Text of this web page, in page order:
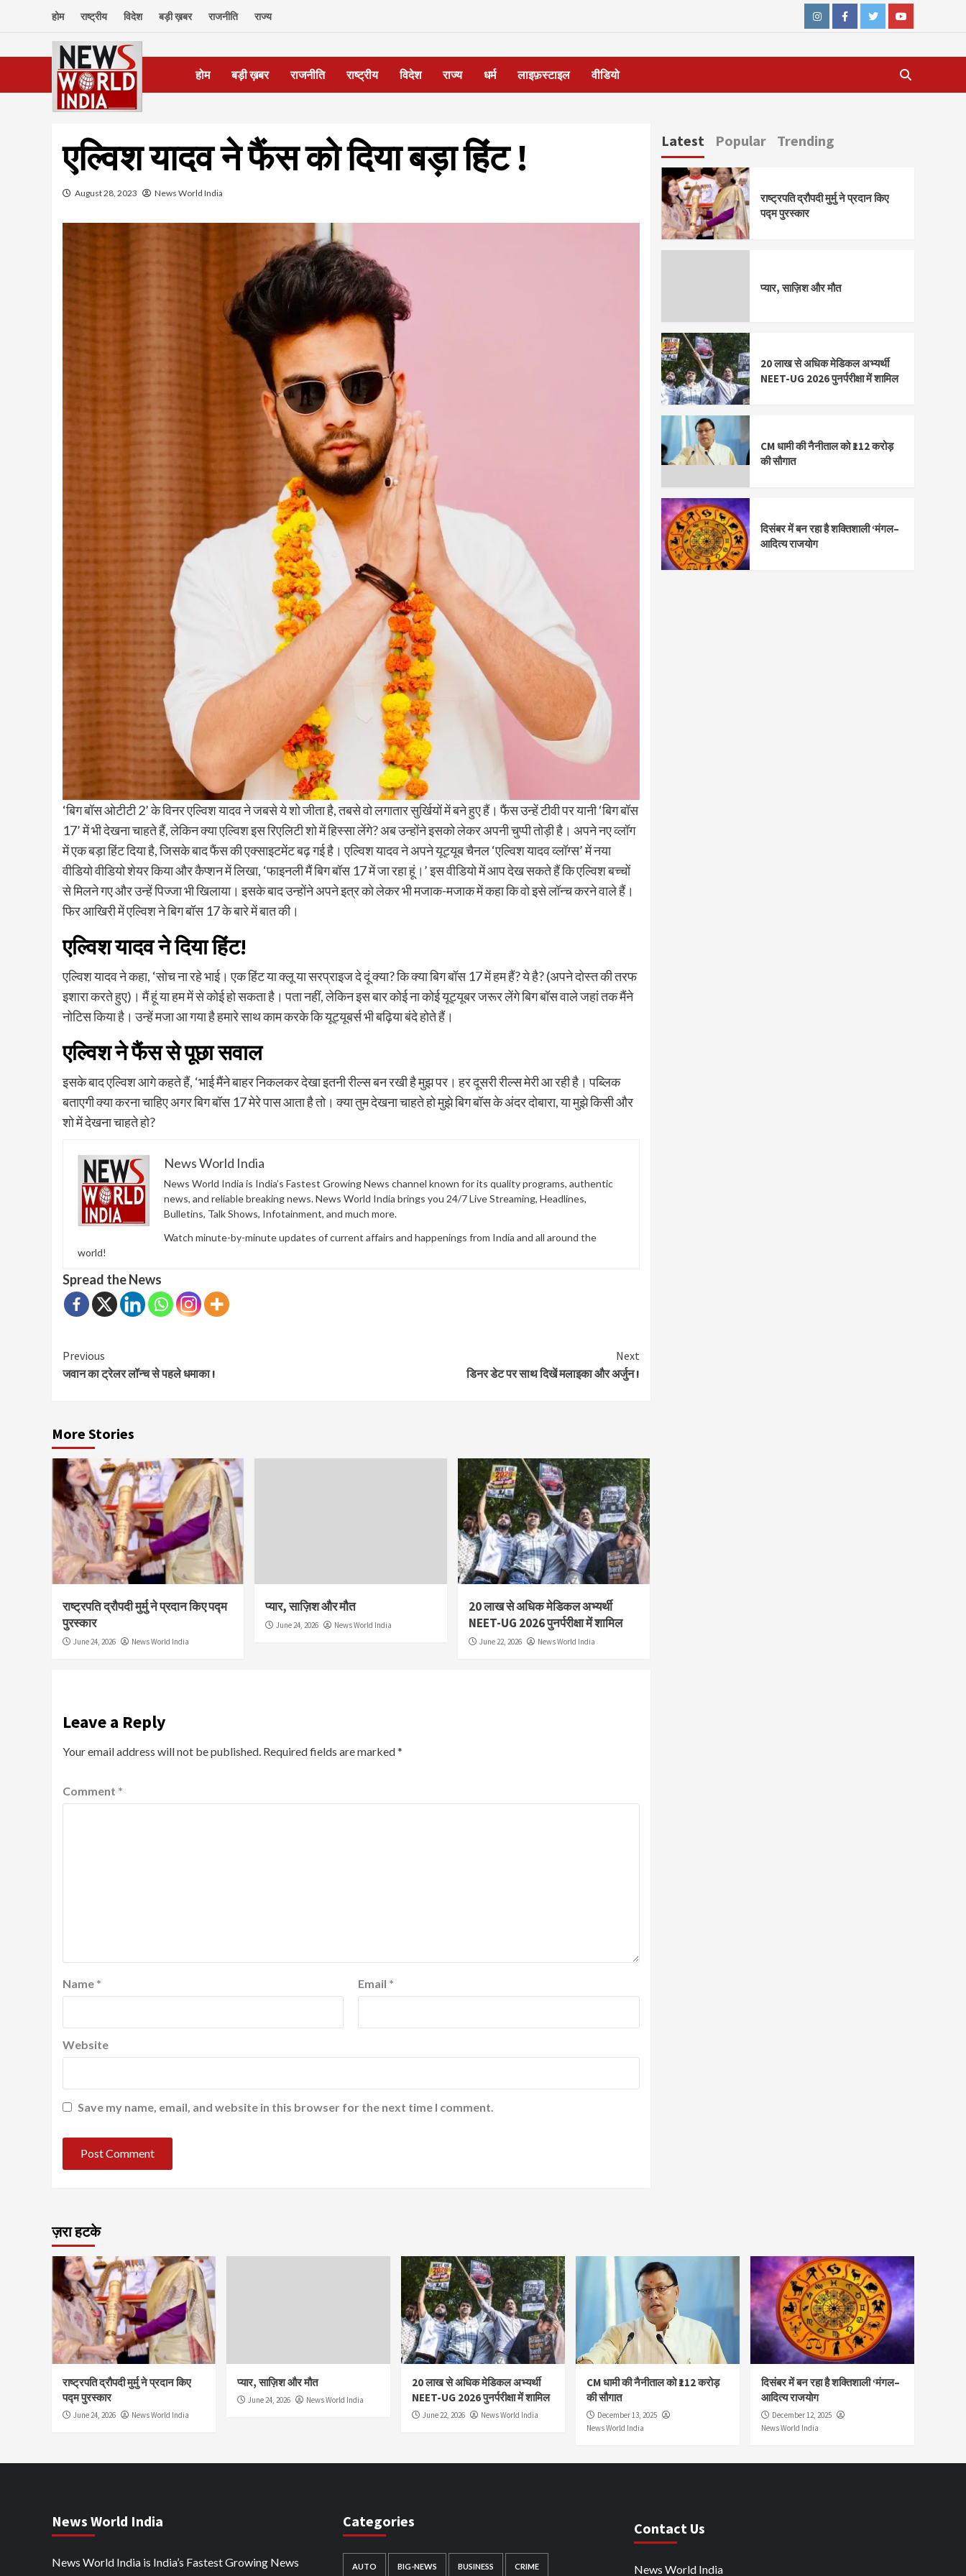
होम राष्ट्रीय विदेश बड़ी ख़बर राजनीति राज्य
InstagramFacebookTwitterYoutube
होम बड़ी ख़बर राजनीति राष्ट्रीय विदेश राज्य धर्म लाइफ़स्टाइल वीडियो
एल्विश यादव ने फैंस को दिया बड़ा हिंट !
August 28, 2023 News World India
‘बिग बॉस ओटीटी 2’ के विनर एल्विश यादव ने जबसे ये शो जीता है, तबसे वो लगातार सुर्खियों में बने हुए हैं। फैंस उन्हें टीवी पर यानी ‘बिग बॉस
17’ में भी देखना चाहते हैं, लेकिन क्या एल्विश इस रिएलिटी शो में हिस्सा लेंगे? अब उन्होंने इसको लेकर अपनी चुप्पी तोड़ी है। अपने नए व्लॉग
में एक बड़ा हिंट दिया है, जिसके बाद फैंस की एक्साइटमेंट बढ़ गई है। एल्विश यादव ने अपने यूट्यूब चैनल ‘एल्विश यादव व्लॉग्स’ में नया
वीडियो वीडियो शेयर किया और कैप्शन में लिखा, ‘फाइनली मैं बिग बॉस 17 में जा रहा हूं।’ इस वीडियो में आप देख सकते हैं कि एल्विश बच्चों
से मिलने गए और उन्हें पिज्जा भी खिलाया। इसके बाद उन्होंने अपने इत्र को लेकर भी मजाक-मजाक में कहा कि वो इसे लॉन्च करने वाले हैं।
फिर आखिरी में एल्विश ने बिग बॉस 17 के बारे में बात की।
एल्विश यादव ने दिया हिंट!
एल्विश यादव ने कहा, ‘सोच ना रहे भाई। एक हिंट या क्लू या सरप्राइज दे दूं क्या? कि क्या बिग बॉस 17 में हम हैं? ये है? (अपने दोस्त की तरफ
इशारा करते हुए)। मैं हूं या हम में से कोई हो सकता है। पता नहीं, लेकिन इस बार कोई ना कोई यूट्यूबर जरूर लेंगे बिग बॉस वाले जहां तक मैंने
नोटिस किया है। उन्हें मजा आ गया है हमारे साथ काम करके कि यूट्यूबर्स भी बढ़िया बंदे होते हैं।
एल्विश ने फैंस से पूछा सवाल
इसके बाद एल्विश आगे कहते हैं, ‘भाई मैंने बाहर निकलकर देखा इतनी रील्स बन रखी है मुझ पर। हर दूसरी रील्स मेरी आ रही है। पब्लिक
बताएगी क्या करना चाहिए अगर बिग बॉस 17 मेरे पास आता है तो। क्या तुम देखना चाहते हो मुझे बिग बॉस के अंदर दोबारा, या मुझे किसी और
शो में देखना चाहते हो?
News World India
News World India is India’s Fastest Growing News channel known for its quality programs, authentic
news, and reliable breaking news. News World India brings you 24/7 Live Streaming, Headlines,
Bulletins, Talk Shows, Infotainment, and much more.
Watch minute-by-minute updates of current affairs and happenings from India and all around the
world!
Spread the News
Continue
Reading
Previous
जवान का ट्रेलर लॉन्‍च से पहले धमाका !
Next
डिनर डेट पर साथ दिखें मलाइका और अर्जुन !
More Stories
राष्ट्रपति द्रौपदी मुर्मु ने प्रदान किए पद्म
पुरस्कार
June 24, 2026 News World India
प्यार, साज़िश और मौत
June 24, 2026 News World India
20 लाख से अधिक मेडिकल अभ्यर्थी
NEET-UG 2026 पुनर्परीक्षा में शामिल
June 22, 2026 News World India
Leave a Reply
Your email address will not be published. Required fields are marked*
Comment *
Name * Email *
Website
Save my name, email, and website in this browser for the next time I comment.
Latest Popular Trending
राष्ट्रपति द्रौपदी मुर्मु ने प्रदान किए
पद्म पुरस्कार
प्यार, साज़िश और मौत
20 लाख से अधिक मेडिकल अभ्यर्थी
NEET-UG 2026 पुनर्परीक्षा में शामिल
CM धामी की नैनीताल को ₹112 करोड़
की सौगात
दिसंबर में बन रहा है शक्तिशाली ‘मंगल–
आदित्य राजयोग
ज़रा हटके
राष्ट्रपति द्रौपदी मुर्मु ने प्रदान किए
पद्म पुरस्कार
June 24, 2026 News World India
प्यार, साज़िश और मौत
June 24, 2026 News World India
20 लाख से अधिक मेडिकल अभ्यर्थी
NEET-UG 2026 पुनर्परीक्षा में शामिल
June 22, 2026 News World India
CM धामी की नैनीताल को ₹112 करोड़
की सौगात
December 13, 2025
News World India
दिसंबर में बन रहा है शक्तिशाली ‘मंगल–
आदित्य राजयोग
December 12, 2025
News World India
News World India
News World India is India’s Fastest Growing News
Categories
AUTO BIG-NEWS BUSINESS CRIME
Contact Us
News World India